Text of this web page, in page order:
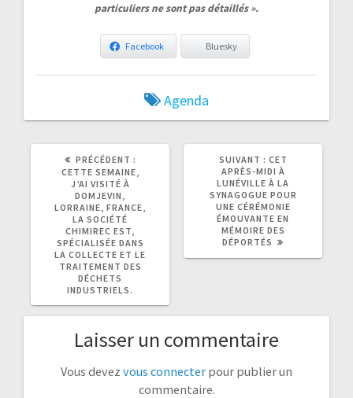
particuliers ne sont pas détaillés ».
Facebook Bluesky
Agenda
PRÉCÉDENT :
ARTICLE
PRÉCÉDENT
CETTE SEMAINE,
J’AI VISITÉ À
DOMJEVIN,
LORRAINE, FRANCE,
LA SOCIÉTÉ
CHIMIREC EST,
SPÉCIALISÉE DANS
LA COLLECTE ET LE
TRAITEMENT DES
DÉCHETS
INDUSTRIELS.
SUIVANT :
ARTICLE
CET
APRÈS-MIDI À
LUNÉVILLE À LA
SYNAGOGUE POUR
UNE CÉRÉMONIE
ÉMOUVANTE EN
MÉMOIRE DES
DÉPORTÉS
Laisser un commentaire
Vous devez vous connecter pour publier un
commentaire.